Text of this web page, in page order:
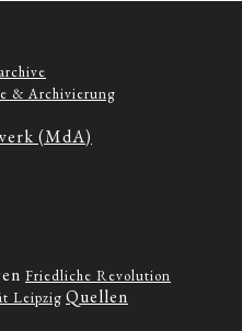
& Archivierung
(MdA)
Friedliche Revolution
Leipzig Quellen